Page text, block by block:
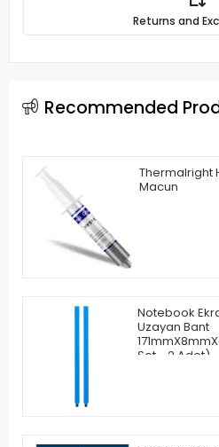
Returns and
Recommended
Thermalright
Macun
Notebook
Uzayan Bant
Set - 2 Adet)